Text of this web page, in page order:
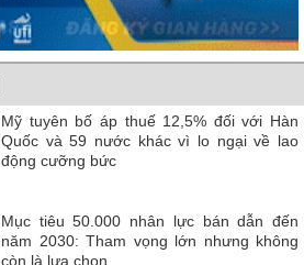
Mỹ tuyên bố áp thuế 12,5% đối với Hàn
Quốc và 59 nước khác vì lo ngại về lao
động cưỡng bức
Mục tiêu 50.000 nhân lực bán dẫn đến
năm 2030: Tham vọng lớn nhưng không
còn là lựa chọn